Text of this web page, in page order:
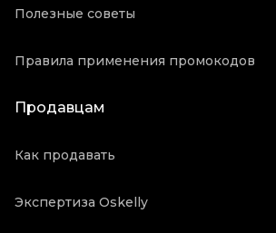
Полезные советы
Правила применения промокодов
Продавцам
Как продавать
Экспертиза Oskelly